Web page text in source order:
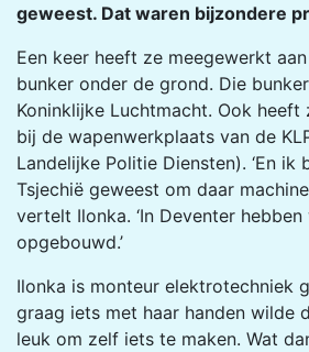
geweest. Dat waren bijzondere
Een keer heeft ze meegewerkt
bunker onder de grond. Die
Koninklijke Luchtmacht. Ook heeft
bij de wapenwerkplaats van de
Landelijke Politie Diensten). ‘En ik
Tsjechië geweest om daar
vertelt Ilonka. ‘In Deventer
opgebouwd.’
Ilonka is monteur elektrotechniek
graag iets met haar handen wilde
leuk om zelf iets te maken. Wat